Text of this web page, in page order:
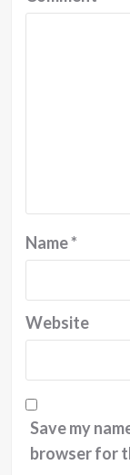
Name*
Website
Save my
browser for